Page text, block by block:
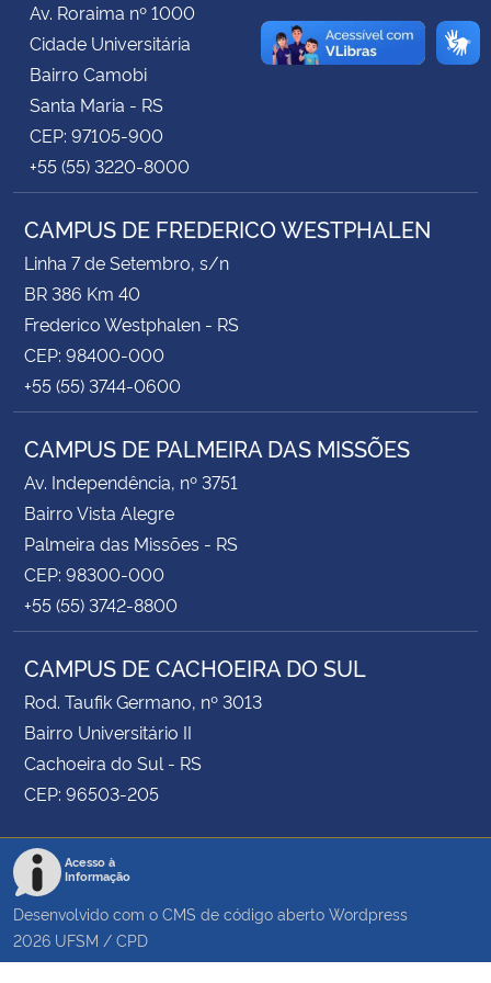
Secretaria-Geral
Secretaria de Governo
Gabinete de Segurança Institucional
Advocacia-Geral da União
Av. Roraima nº 1000
Cidade Universitária
Bairro Camobi
Santa Maria - RS
CEP: 97105-900
+55 (55) 3220-8000
CAMPUS DE FREDERICO WESTPHALEN
Linha 7 de Setembro, s/n
BR 386 Km 40
Frederico Westphalen - RS
CEP: 98400-000
+55 (55) 3744-0600
CAMPUS DE PALMEIRA DAS MISSÕES
Av. Independência, nº 3751
Bairro Vista Alegre
Palmeira das Missões - RS
CEP: 98300-000
+55 (55) 3742-8800
CAMPUS DE CACHOEIRA DO SUL
Rod. Taufik Germano, nº 3013
Bairro Universitário II
Cachoeira do Sul - RS
CEP: 96503-205
Acesso à
Informação
Desenvolvido com o CMS de código aberto Wordpress
2026 UFSM / CPD